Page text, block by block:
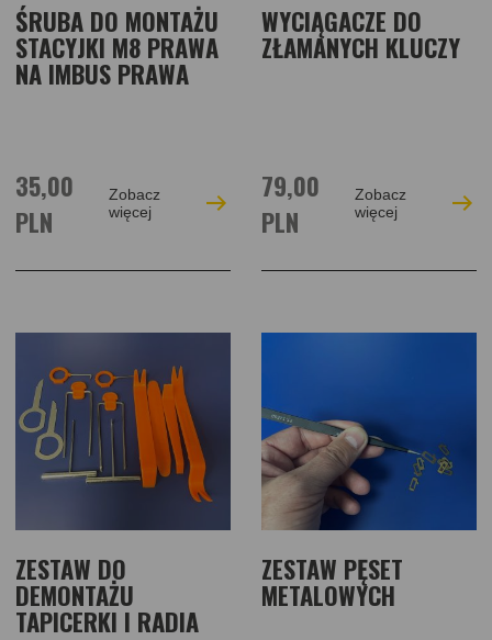
ŚRUBA DO MONTAŻU
STACYJKI M8 PRAWA
NA IMBUS PRAWA
35,00
PLN
Zobacz
więcej
WYCIĄGACZE DO
ZŁAMANYCH KLUCZY
79,00
PLN
Zobacz
więcej
ZESTAW DO
DEMONTAŻU
TAPICERKI I RADIA
ZESTAW PĘSET
METALOWYCH